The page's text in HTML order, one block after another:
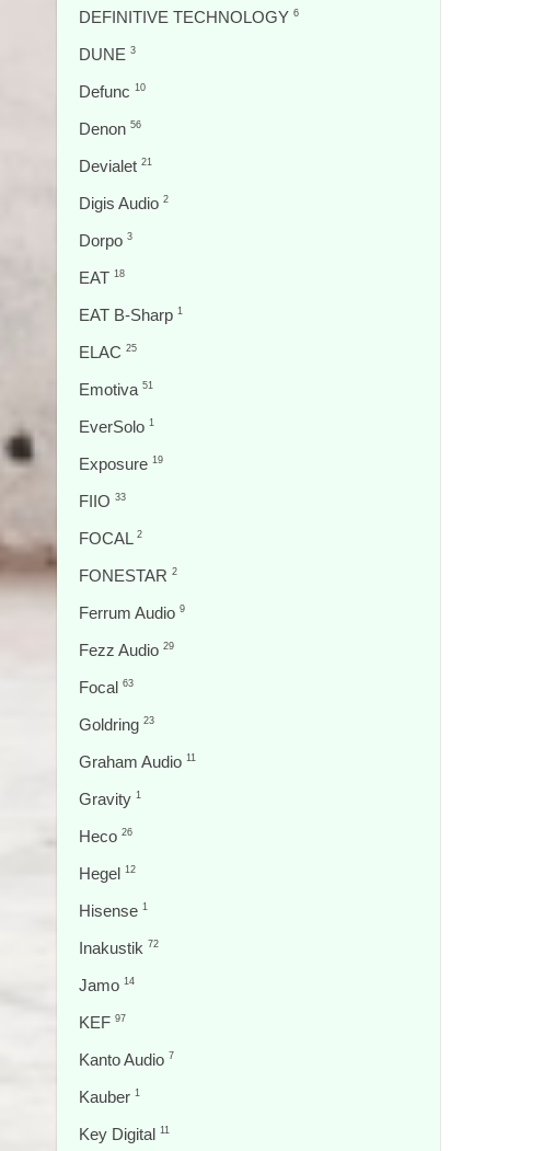
DEFINITIVE TECHNOLOGY 6
DUNE 3
Defunc 10
Denon 56
Devialet 21
Digis Audio 2
Dorpo 3
EAT 18
EAT B-Sharp 1
ELAC 25
Emotiva 51
EverSolo 1
Exposure 19
FIIO 33
FOCAL 2
FONESTAR 2
Ferrum Audio 9
Fezz Audio 29
Focal 63
Goldring 23
Graham Audio 11
Gravity 1
Heco 26
Hegel 12
Hisense 1
Inakustik 72
Jamo 14
KEF 97
Kanto Audio 7
Kauber 1
Key Digital 11